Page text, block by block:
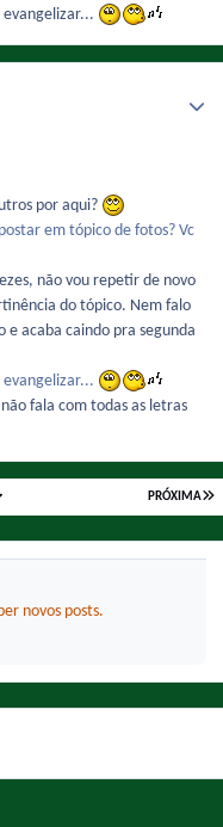
evangelizar...
por aqui?
em tópico de fotos? Vc
não vou repetir de novo
do tópico. Nem falo
e acaba caindo pra segunda
evangelizar...
fala com todas as letras
PRÓXIMA
novos posts.